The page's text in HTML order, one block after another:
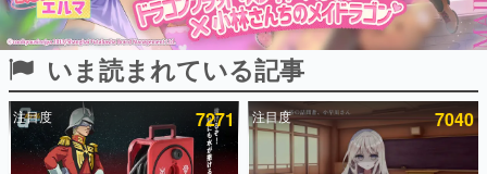
ピックアップ
電ファミのいま読まれている記事ランキング
いま読まれている記事
注目度 7271 注目度 7040